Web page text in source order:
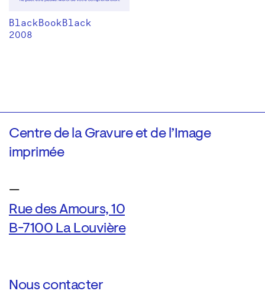
BlackBookBlack
2008
Centre de la Gravure et de l’Image
imprimée
—
Rue des Amours, 10
B-7100 La Louvière
Nous contacter